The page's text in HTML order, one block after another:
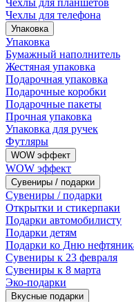
Чехлы для телефона
Упаковка
Упаковка
Бумажный наполнитель
Жестяная упаковка
Подарочная упаковка
Подарочные коробки
Подарочные пакеты
Прочная упаковка
Упаковка для ручек
Футляры
WOW эффект
WOW эффект
Сувениры / подарки
Сувениры / подарки
Открытки и стикерпаки
Подарки автомобилисту
Подарки детям
Подарки ко Дню
Сувениры к 23 февраля
Сувениры к 8 марта
Эко-подарки
Вкусные подарки